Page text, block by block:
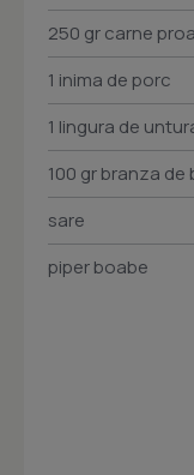
250 gr carne
1 inima de porc
1 lingura de
100 gr branza de
sare
piper boabe